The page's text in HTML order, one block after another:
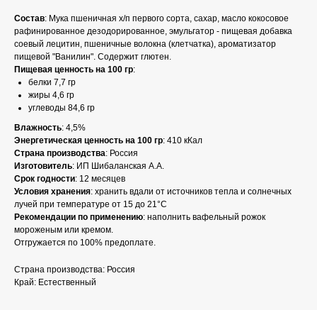
Состав: Мука пшеничная х/п первого сорта, сахар, масло кокосовое
рафинированное дезодорированное, эмульгатор - пищевая добавка
соевый лецитин, пшеничные волокна (клетчатка), ароматизатор
пищевой "Ванилин". Содержит глютен.
Пищевая ценность на 100 гр:
белки 7,7 гр
жиры 4,6 гр
углеводы 84,6 гр
Влажность: 4,5%
Энергетическая ценность на 100 гр: 410 кКал
Страна производства: Россия
Изготовитель: ИП Шибаланская А.А.
Срок годности: 12 месяцев
Условия хранения: хранить вдали от источников тепла и солнечных
лучей при температуре от 15 до 21°C
Рекомендации по применению: наполнить вафельный рожок
мороженым или кремом.
Отгружается по 100% предоплате.
Страна производства: Россия
Край: Естественный